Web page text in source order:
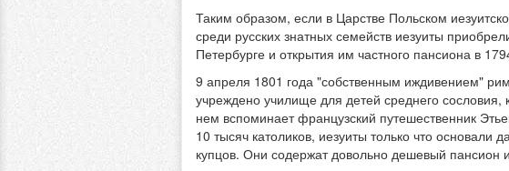
Таким образом, если в Царстве Польском
среди русских знатных семейств иезуиты
Петербурге и открытия им частного пансиона в
9 апреля 1801 года "собственным иждивением"
учреждено училище для детей среднего
нем вспоминает французский путешественник
10 тысяч католиков, иезуиты только что
купцов. Они содержат довольно дешевый пансион